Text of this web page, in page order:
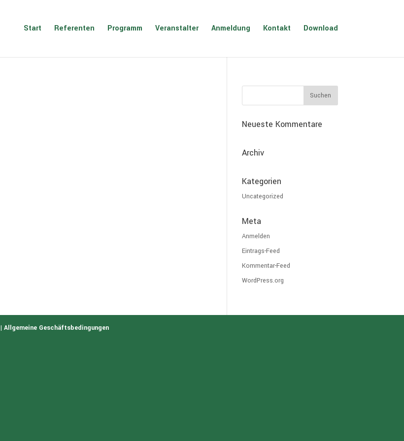
Start Referenten Programm Veranstalter Anmeldung Kontakt Download
Neueste Kommentare
Archiv
Kategorien
Uncategorized
Meta
Anmelden
Eintrags-Feed
Kommentar-Feed
WordPress.org
|Allgemeine Geschäftsbedingungen